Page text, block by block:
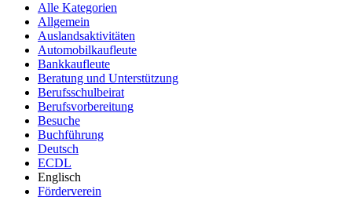
Alle Kategorien
Allgemein
Auslandsaktivitäten
Automobilkaufleute
Bankkaufleute
Beratung und Unterstützung
Berufsschulbeirat
Berufsvorbereitung
Besuche
Buchführung
Deutsch
ECDL
Englisch
Förderverein